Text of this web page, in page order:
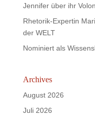
Jennifer über ihr
Rhetorik-Expertin
der WELT
Nominiert als
Archives
August 2026
Juli 2026